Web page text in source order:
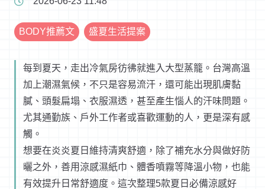
BODY推薦文 盛夏生活提案
每到夏天，走出冷氣房彷彿就進入大型蒸籠。台灣高溫
加上潮濕氣候，不只是容易流汗，還可能出現肌膚黏
膩、頭髮扁塌、衣服濕透，甚至產生惱人的汗味問題。
尤其通勤族、戶外工作者或喜歡運動的人，更是深有感
觸。
想要在炎炎夏日維持清爽舒適，除了補充水分與做好防
曬之外，善用涼感濕紙巾、體香噴霧等降溫小物，也能
有效提升日常舒適度。這次整理5款夏日必備涼感好